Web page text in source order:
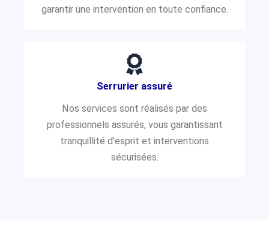
garantir une intervention en toute confiance.
Serrurier assuré
Nos services sont réalisés par des
professionnels assurés, vous garantissant
tranquillité d'esprit et interventions
sécurisées.